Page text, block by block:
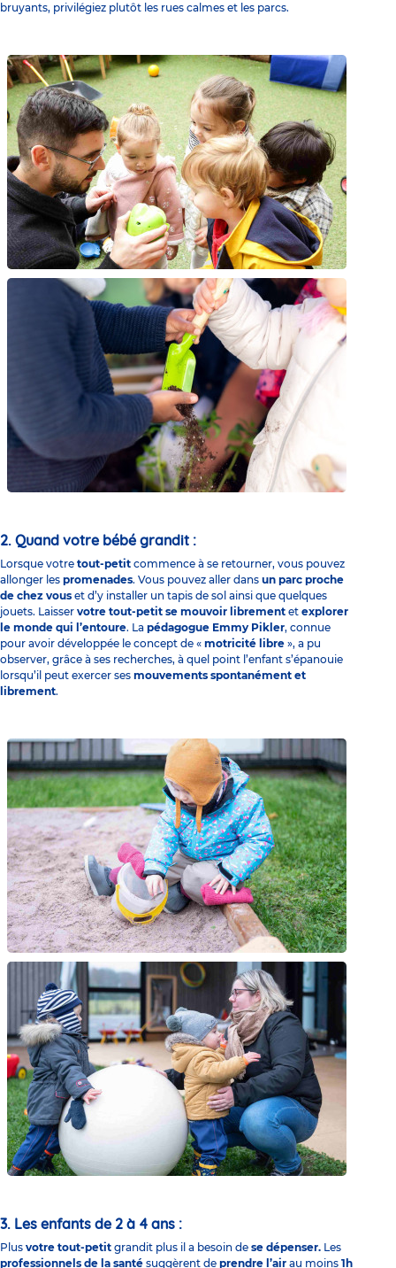
bruyants, privilégiez plutôt les rues calmes et les parcs.
2. Quand votre bébé grandit :
Lorsque votre tout-petit commence à se retourner, vous pouvez
allonger les promenades. Vous pouvez aller dans un parc proche
de chez vous et d’y installer un tapis de sol ainsi que quelques
jouets. Laisser votre tout-petit se mouvoir librement et explorer
le monde qui l’entoure. La pédagogue Emmy Pikler, connue
pour avoir développée le concept de « motricité libre », a pu
observer, grâce à ses recherches, à quel point l’enfant s’épanouie
lorsqu’il peut exercer ses mouvements spontanément et
librement.
3. Les enfants de 2 à 4 ans :
Plus votre tout-petit grandit plus il a besoin de se dépenser. Les
professionnels de la santé suggèrent de prendre l’air au moins 1h